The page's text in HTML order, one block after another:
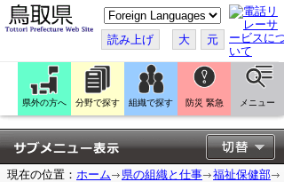
こ
の
ペ
ー
ジ
翻
訳
す
る
読み上げ 大 元
県外の方へ 分野で探す 組織で探す 防災 緊急 メニュー
現在の位置： ホーム 県の組織と仕事
福祉保健部